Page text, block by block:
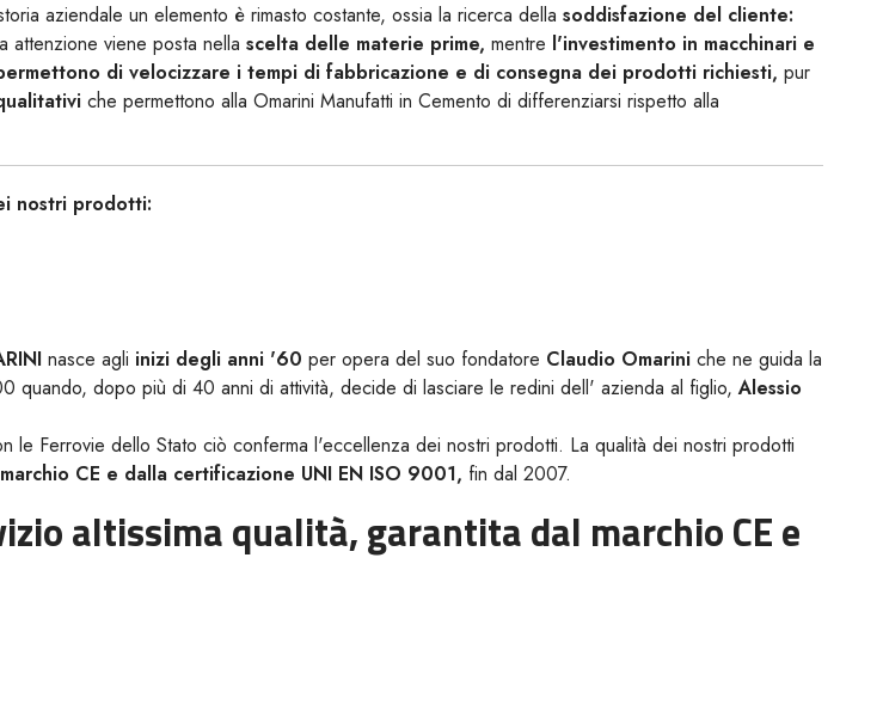
aziendale un elemento è rimasto costante, ossia la ricerca della soddisfazione del cliente:
attenzione viene posta nella scelta delle materie prime, mentre l'investimento in macchinari e
di velocizzare i tempi di fabbricazione e di consegna dei prodotti richiesti, pur
che permettono alla Omarini Manufatti in Cemento di differenziarsi rispetto alla
nostri prodotti:
nasce agli inizi degli anni '60 per opera del suo fondatore Claudio Omarini che ne guida la
quando, dopo più di 40 anni di attività, decide di lasciare le redini dell' azienda al figlio,Alessio
le Ferrovie dello Stato ciò conferma l'eccellenza dei nostri prodotti. La qualità dei nostri prodotti
marchio CE e dalla certificazione UNI EN ISO 9001, fin dal 2007.
altissima qualità, garantita dal marchio CE e